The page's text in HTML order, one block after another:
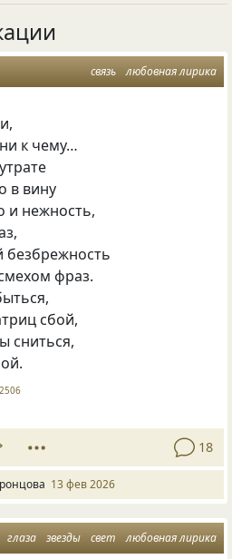
связь любовная лирика
к чему…
в вину
и нежность,
фраз.
сбой,
сниться,
2506
18
13 фев 2026
глаза звезды свет любовная лирика